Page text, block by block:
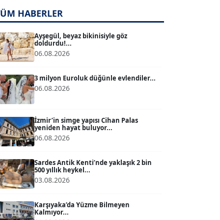
T TUĞÇE TUĞSAVUL BAYSOY
Köşe Yazarı
ATİLLA KÖPRÜLÜOĞLU
MERT ERBOY
B BÜLENT SAĞLAM
HABERLER
Ayşegül, beyaz bikinisiyle göz
doldurdu!...
06.08.2026
3 milyon Euroluk düğünle evlendiler...
06.08.2026
İzmir’in simge yapısı Cihan Palas
yeniden hayat buluyor...
06.08.2026
Sardes Antik Kenti’nde yaklaşık 2 bin
500 yıllık heykel...
03.08.2026
Karşıyaka’da Yüzme Bilmeyen
Kalmıyor...